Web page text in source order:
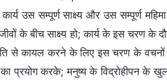
उस सम्पूर्ण साक्ष्य और उस सम्पूर्ण
के बीच साक्ष्य हो; कार्य के इस चरण के
से कायल करने के लिए इस चरण के
का प्रयोग करके; मनुष्य के विद्रोहीपन के